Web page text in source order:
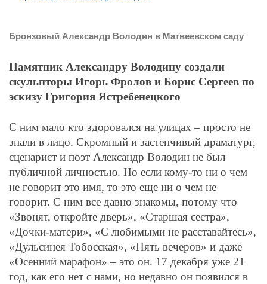
Бронзовый Александр Володин в Матвеевском саду
Памятник Александру Володину создали
скульпторы Игорь Фролов и Борис Сергеев по
эскизу Григория Ястребенецкого
С ним мало кто здоровался на улицах – просто не
знали в лицо. Скромный и застенчивый драматург,
сценарист и поэт Александр Володин не был
публичной личностью. Но если кому-то ни о чем
не говорит это имя, то это еще ни о чем не
говорит. С ним все давно знакомы, потому что
«Звонят, откройте дверь», «Старшая сестра»,
«Дочки-матери», «С любимыми не расставайтесь»,
«Дульсинея Тобосская», «Пять вечеров» и даже
«Осенний марафон» – это он. 17 декабря уже 21
год, как его нет с нами, но недавно он появился в